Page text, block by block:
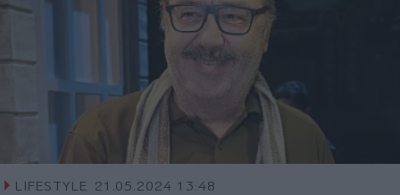
LIFESTYLE 21.05.2024 13:48